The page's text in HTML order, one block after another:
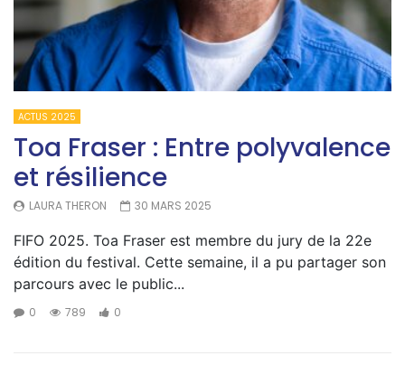
ACTUS 2025
Toa Fraser : Entre polyvalence
et résilience
LAURA THERON 30 MARS 2025
FIFO 2025. Toa Fraser est membre du jury de la 22e
édition du festival. Cette semaine, il a pu partager son
parcours avec le public...
0 789 0